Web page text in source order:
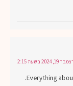
19, 2024 בשעה 2:15
Everything